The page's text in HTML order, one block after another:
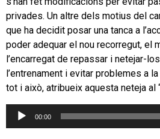
privades. Un altre dels motius del
que ha decidit posar una tanca a
poder adequar el nou recorregut, el
l’encarregat de repassar i netejar-
l’entrenament i evitar problemes a
tot i això, atribueix aquesta neteja al
Reproductor
00:00